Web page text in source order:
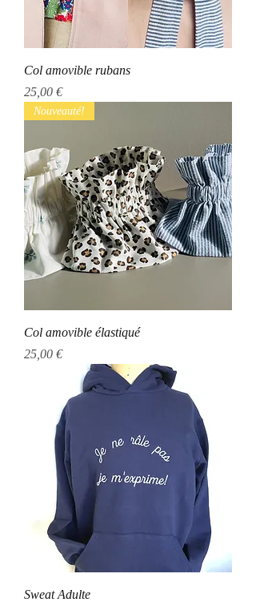
Col amovible rubans
Prix
25,00 €
Nouveauté!
Col amovible élastiqué
Prix
25,00 €
Sweat Adulte